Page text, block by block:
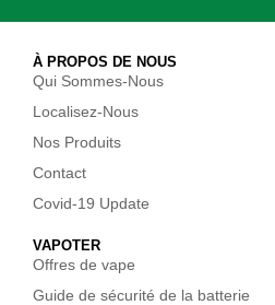
À PROPOS DE NOUS
Qui Sommes-Nous
Localisez-Nous
Nos Produits
Contact
Covid-19 Update
VAPOTER
Offres de vape
Guide de sécurité de la batterie